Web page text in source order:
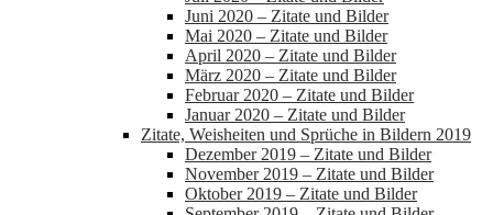
Juni 2020 – Zitate und Bilder
Mai 2020 – Zitate und Bilder
April 2020 – Zitate und Bilder
März 2020 – Zitate und Bilder
Februar 2020 – Zitate und Bilder
Januar 2020 – Zitate und Bilder
Zitate, Weisheiten und Sprüche in Bildern 2019
Dezember 2019 – Zitate und Bilder
November 2019 – Zitate und Bilder
Oktober 2019 – Zitate und Bilder